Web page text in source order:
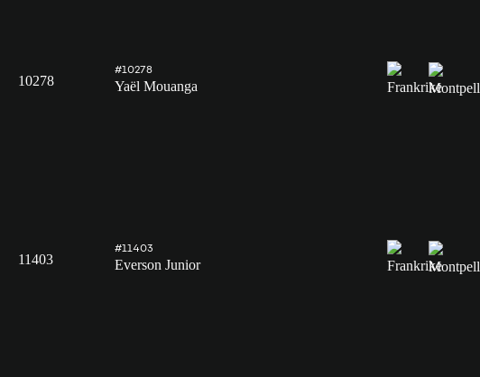
10278
#10278
Yaël Mouanga
11403
#11403
Everson Junior